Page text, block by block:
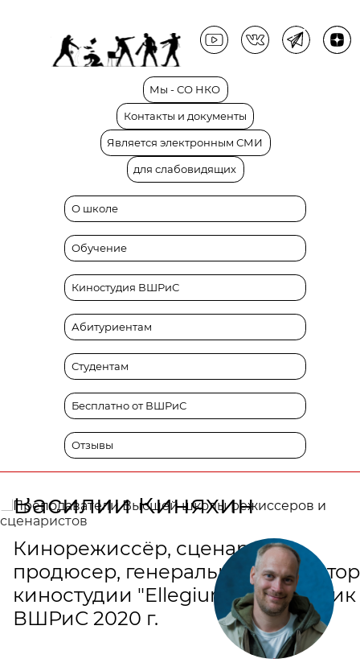
Мы - СО НКО
Контакты и документы
Является электронным СМИ
для слабовидящих
О школе
Обучение
Киностудия ВШРиС
Абитуриентам
Студентам
Бесплатно от ВШРиС
Отзывы
Василий Киняхин
Кинорежиссёр, сценарист,
продюсер, генеральный директор
киностудии "Ellegium", выпускник
ВШРиС 2020 г.